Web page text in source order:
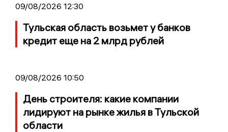
09/08/2026 12:30
Тульская область возьмет у банков
кредит еще на 2 млрд рублей
09/08/2026 10:50
День строителя: какие компании
лидируют на рынке жилья в Тульской
области